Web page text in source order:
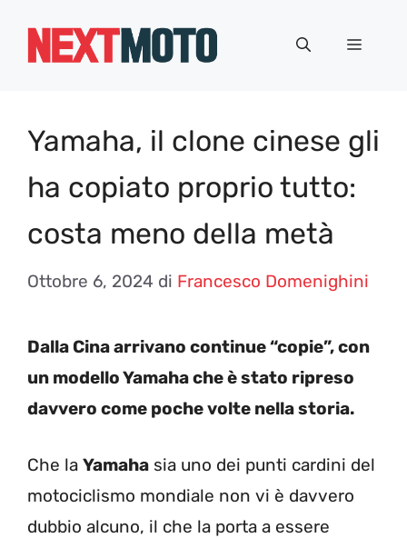
Menu
Yamaha, il clone cinese gli
ha copiato proprio tutto:
costa meno della metà
Ottobre 6, 2024 di Francesco Domenighini
Dalla Cina arrivano continue “copie”, con
un modello Yamaha che è stato ripreso
davvero come poche volte nella storia.
Che la Yamaha sia uno dei punti cardini del
motociclismo mondiale non vi è davvero
dubbio alcuno, il che la porta a essere